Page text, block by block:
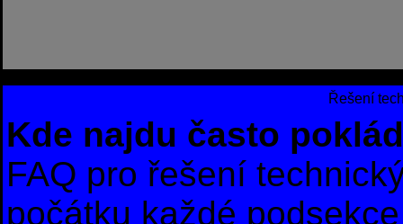
Řešení
Kde najdu často
FAQ pro řešení
počátku každé